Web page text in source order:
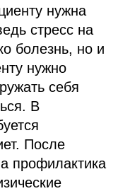
нужна
стресс на
болезнь, но и
нужно
себя
В
После
профилактика